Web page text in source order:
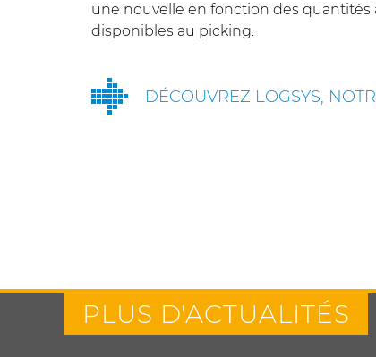
une nouvelle en fonction des quantités
disponibles au picking.
DÉCOUVREZ LOGSYS,
PLUS D'ACTUALITÉS